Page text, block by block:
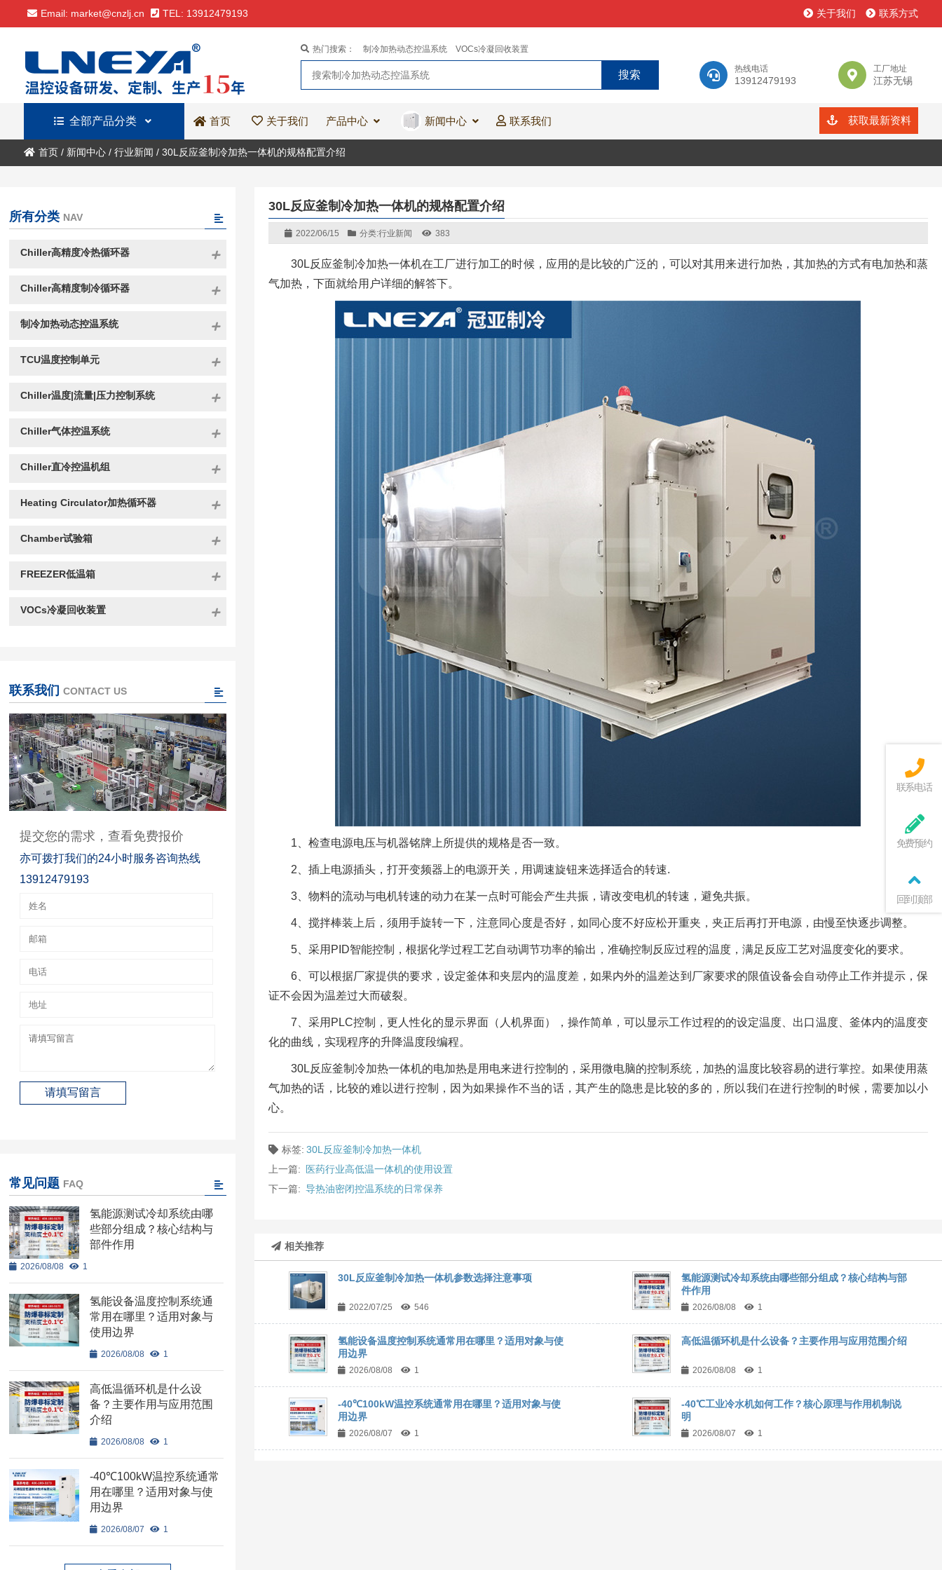
Email: market@cnzlj.cn TEL: 13912479193 关于我们 联系方式
热线电话
13912479193
工厂地址
江苏无锡
热门搜索： 制冷加热动态控温系统 VOCs冷凝回收装置
全部产品分类 首页 关于我们 产品中心 新闻中心 联系我们 获取最新资料
首页/ 新闻中心/ 行业新闻 / 30L反应釜制冷加热一体机的规格配置介绍
30L反应釜制冷加热一体机的规格配置介绍
2022/06/15 分类:行业新闻 383
30L反应釜制冷加热一体机在工厂进行加工的时候，应用的是比较的广泛的，可以对其用来进行加热，其加热的方式有电加热和蒸
气加热，下面就给用户详细的解答下。
1、检查电源电压与机器铭牌上所提供的规格是否一致。
2、插上电源插头，打开变频器上的电源开关，用调速旋钮来选择适合的转速.
3、物料的流动与电机转速的动力在某一点时可能会产生共振，请改变电机的转速，避免共振。
4、搅拌棒装上后，须用手旋转一下，注意同心度是否好，如同心度不好应松开重夹，夹正后再打开电源，由慢至快逐步调整。
5、采用PID智能控制，根据化学过程工艺自动调节功率的输出，准确控制反应过程的温度，满足反应工艺对温度变化的要求。
6、可以根据厂家提供的要求，设定釜体和夹层内的温度差，如果内外的温差达到厂家要求的限值设备会自动停止工作并提示，保
证不会因为温差过大而破裂。
7、采用PLC控制，更人性化的显示界面（人机界面），操作简单，可以显示工作过程的的设定温度、出口温度、釜体内的温度变
化的曲线，实现程序的升降温度段编程。
30L反应釜制冷加热一体机的电加热是用电来进行控制的，采用微电脑的控制系统，加热的温度比较容易的进行掌控。如果使用蒸
气加热的话，比较的难以进行控制，因为如果操作不当的话，其产生的隐患是比较的多的，所以我们在进行控制的时候，需要加以小
心。
标签: 30L反应釜制冷加热一体机
上一篇:
医药行业高低温一体机的使用设置
下一篇: 导热油密闭控温系统的日常保养
相关推荐
30L反应釜制冷加热一体机参数选择注意事项
2022/07/25 546
氢能源测试冷却系统由哪些部分组成？核心结构与部
件作用
2026/08/08 1
氢能设备温度控制系统通常用在哪里？适用对象与使
用边界
2026/08/08 1
高低温循环机是什么设备？主要作用与应用范围介绍
2026/08/08 1
-40℃100kW温控系统通常用在哪里？适用对象与使
用边界
2026/08/07 1
-40℃工业冷水机如何工作？核心原理与作用机制说
明
2026/08/07 1
所有分类 NAV
Chiller高精度冷热循环器
Chiller高精度制冷循环器
制冷加热动态控温系统
TCU温度控制单元
Chiller温度|流量|压力控制系统
Chiller气体控温系统
Chiller直冷控温机组
Heating Circulator加热循环器
Chamber试验箱
FREEZER低温箱
VOCs冷凝回收装置
联系我们 CONTACT US
提交您的需求，查看免费报价
亦可拨打我们的24小时服务咨询热线
13912479193
常见问题 FAQ
氢能源测试冷却系统由哪
些部分组成？核心结构与
部件作用
2026/08/08 1
氢能设备温度控制系统通
常用在哪里？适用对象与
使用边界
2026/08/08 1
高低温循环机是什么设
备？主要作用与应用范围
介绍
2026/08/08 1
-40℃100kW温控系统通常
用在哪里？适用对象与使
用边界
2026/08/07 1
联系电话
免费预约
回到顶部